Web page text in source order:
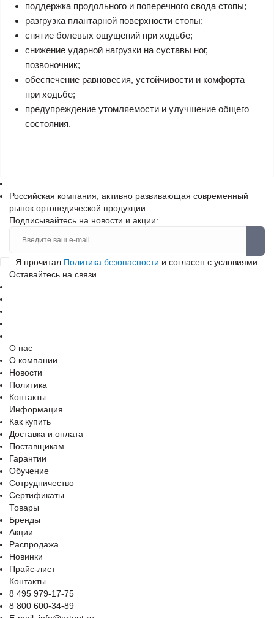
поддержка продольного и поперечного свода стопы;
разгрузка плантарной поверхности стопы;
снятие болевых ощущений при ходьбе;
снижение ударной нагрузки на суставы ног,
позвоночник;
обеспечение равновесия, устойчивости и комфорта
при ходьбе;
предупреждение утомляемости и улучшение общего
состояния.
Российская компания, активно развивающая современный
рынок ортопедической продукции.
Подписывайтесь на новости и акции:
Я прочитал Политика безопасности и согласен с условиями
Оставайтесь на связи
О нас
О компании
Новости
Политика
Контакты
Информация
Как купить
Доставка и оплата
Поставщикам
Гарантии
Обучение
Сотрудничество
Сертификаты
Товары
Бренды
Акции
Распродажа
Новинки
Прайс-лист
Контакты
8 495 979-17-75
8 800 600-34-89